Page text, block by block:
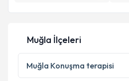
E-posta Adresiniz
Kişisel verilerimin
Metni'ni okudum ve
Muğla İlçeleri
Muğla Konuşma terapisi